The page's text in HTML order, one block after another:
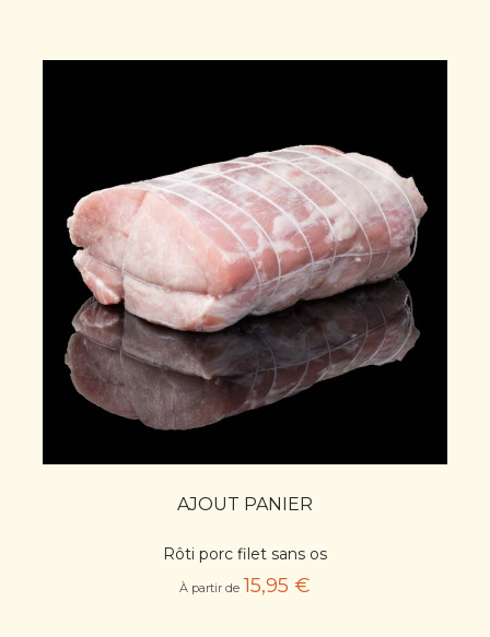
AJOUT PANIER
Rôti porc filet sans os
À partir de 15,95 €